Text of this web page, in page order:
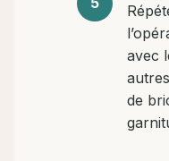
avec
de